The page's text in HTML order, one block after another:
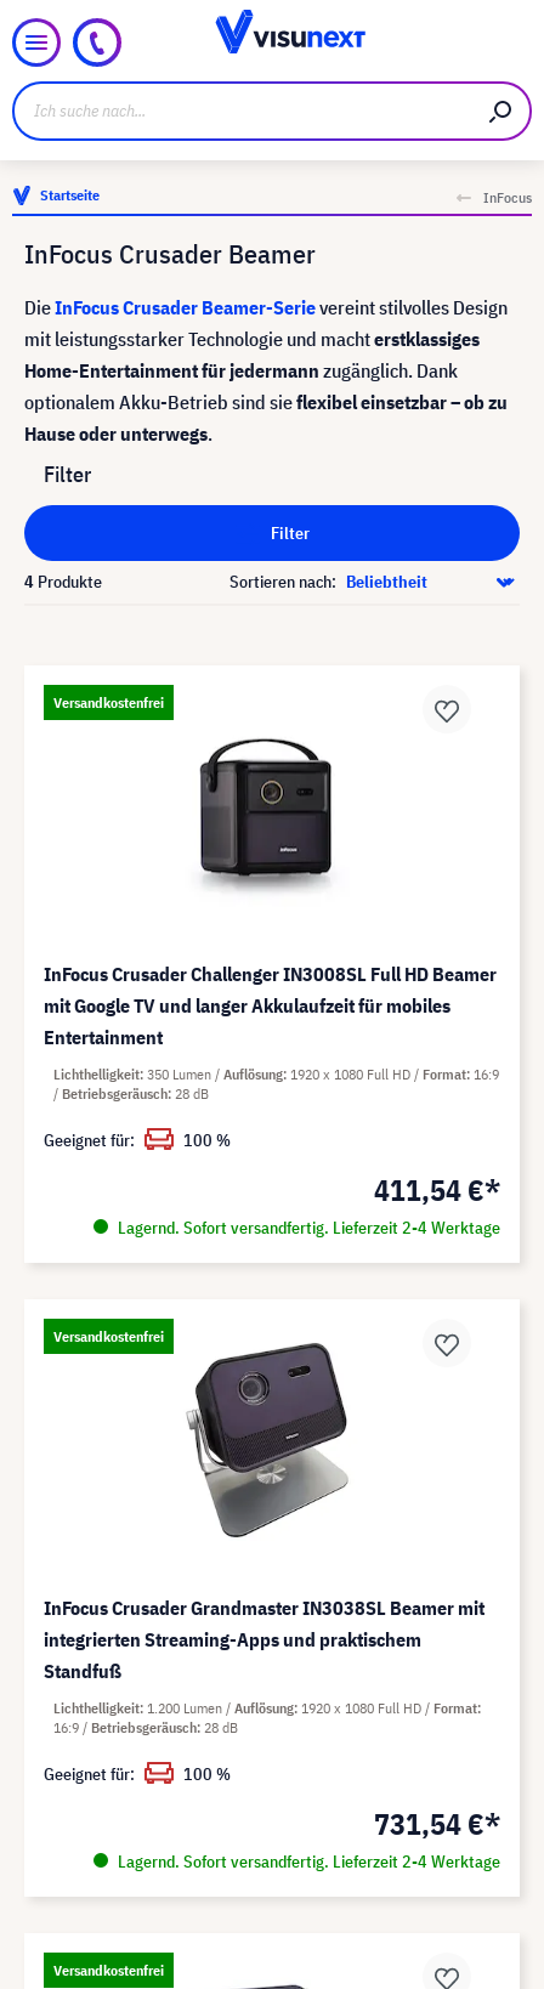
Startseite InFocus
InFocus Crusader Beamer
DieInFocus Crusader Beamer-Serievereint stilvolles Design
mit leistungsstarker Technologie und machterstklassiges
Home-Entertainment für jedermann zugänglich. Dank
optionalem Akku-Betrieb sind sieflexibel einsetzbar – ob zu
Hause oder unterwegs.
Filter
Filter
4 Produkte Sortieren nach:
Versandkostenfrei
InFocus Crusader Challenger IN3008SL Full HD Beamer
mit Google TV und langer Akkulaufzeit für mobiles
Entertainment
411,54 €*
Lagernd. Sofort versandfertig. Lieferzeit 2-4 Werktage
Lichthelligkeit 350 Lumen Auflösung 1920 x 1080 Full HD Format 16:9
Betriebsgeräusch 28 dB
Geeignet für: 100 %
Versandkostenfrei
InFocus Crusader Grandmaster IN3038SL Beamer mit
integrierten Streaming-Apps und praktischem
Standfuß
731,54 €*
Lagernd. Sofort versandfertig. Lieferzeit 2-4 Werktage
Lichthelligkeit 1.200 Lumen Auflösung 1920 x 1080 Full HD
Format
16:9
Betriebsgeräusch 28 dB
Geeignet für: 100 %
Versandkostenfrei